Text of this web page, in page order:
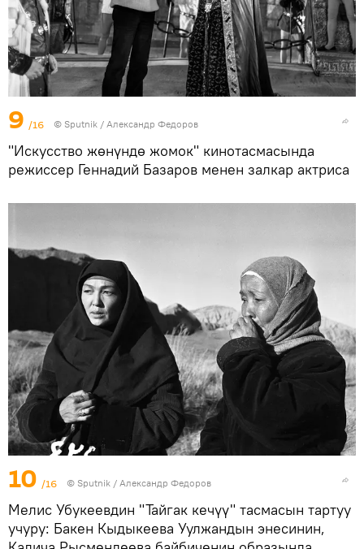
9 /16 © Sputnik / Александр Федоров
"Искусство жөнүндө жомок" кинотасмасында
режиссер Геннадий Базаров менен залкар актриса
10 /16 © Sputnik / Александр Федоров
Мелис Убукеевдин "Тайгак кечүү" тасмасын тартуу
учуру: Бакен Кыдыкеева Уулжандын энесинин,